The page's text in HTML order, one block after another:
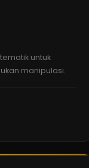
untuk
manipulasi.